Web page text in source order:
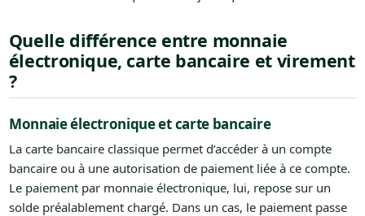
Quelle différence entre monnaie
électronique, carte bancaire et virement
?
Monnaie électronique et carte bancaire
La carte bancaire classique permet d’accéder à un compte
bancaire ou à une autorisation de paiement liée à ce compte.
Le paiement par monnaie électronique, lui, repose sur un
solde préalablement chargé. Dans un cas, le paiement passe